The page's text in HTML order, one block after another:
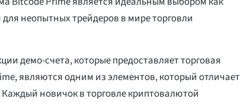
неопытных трейдеров в мире торговли
демо-счета, которые предоставляет торговая
являются одним из элементов, который отличает
Каждый новичок в торговле криптовалютой